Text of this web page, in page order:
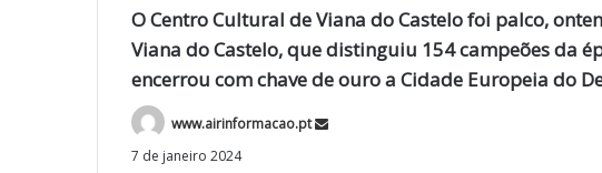
O Centro Cultural de Viana do Castelo foi palco,
Viana do Castelo, que distinguiu 154 campeões da
encerrou com chave de ouro a Cidade Europeia do
www.airinformacao.pt
7 de janeiro 2024